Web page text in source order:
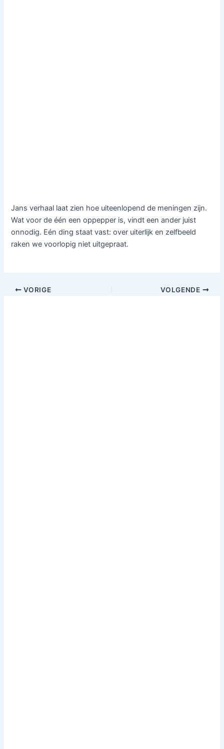
Jans verhaal laat zien hoe uiteenlopend de meningen zijn.
Wat voor de één een oppepper is, vindt een ander juist
onnodig. Eén ding staat vast: over uiterlijk en zelfbeeld
raken we voorlopig niet uitgepraat.
VORIGE VOLGENDE